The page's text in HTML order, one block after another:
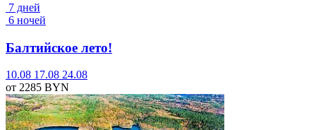
7 дней
6 ночей
Балтийское лето!
10.08 17.08 24.08
от 2285 BYN